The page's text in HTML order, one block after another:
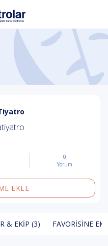
0
Yorum
EKLE
& EKIP (3) FAVORISINE